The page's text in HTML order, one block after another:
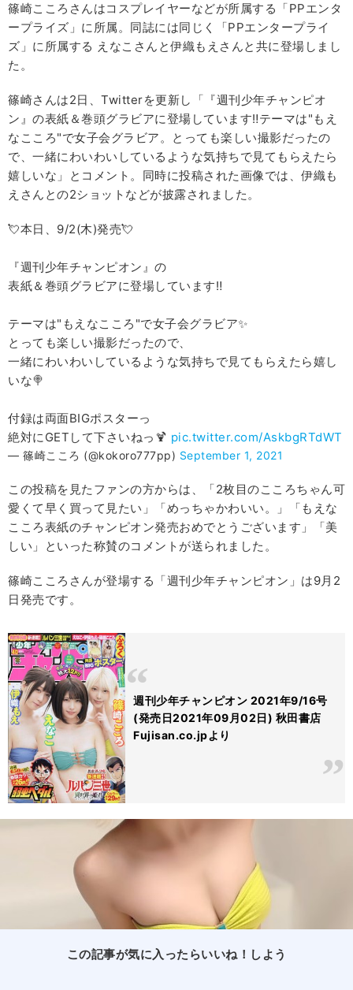
篠崎こころさんはコスプレイヤーなどが所属する「PPエンタ
ープライズ」に所属。同誌には同じく「PPエンタープライ
ズ」に所属する えなこさんと伊織もえさんと共に登場しまし
た。
篠崎さんは2日、Twitterを更新し「『週刊少年チャンピオ
ン』の表紙＆巻頭グラビアに登場しています‼テーマは"もえ
なこころ"で女子会グラビア。とっても楽しい撮影だったの
で、一緒にわいわいしているような気持ちで見てもらえたら
嬉しいな」とコメント。同時に投稿された画像では、伊織も
えさんとの2ショットなどが披露されました。
💘本日、9/2(木)発売💘
『週刊少年チャンピオン』の
表紙＆巻頭グラビアに登場しています‼︎
テーマは"もえなこころ"で女子会グラビア✨
とっても楽しい撮影だったので、
一緒にわいわいしているような気持ちで見てもらえたら嬉し
いな🍭
付録は両面BIGポスターっ
絶対にGETして下さいねっ🍹 pic.twitter.com/AskbgRTdWT
— 篠崎こころ (@kokoro777pp) September 1, 2021
この投稿を見たファンの方からは、「2枚目のこころちゃん可
愛くて早く買って見たい」「めっちゃかわいい。」「もえな
こころ表紙のチャンピオン発売おめでとうございます」「美
しい」といった称賛のコメントが送られました。
篠崎こころさんが登場する「週刊少年チャンピオン」は9月2
日発売です。
週刊少年チャンピオン 2021年9/16号
(発売日2021年09月02日) 秋田書店
Fujisan.co.jpより
この記事が気に入ったらいいね！しよう